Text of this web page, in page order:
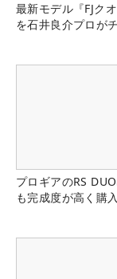
最新モデル『FJクオ
を石井良介プロが
プロギアのRS
も完成度が高く購